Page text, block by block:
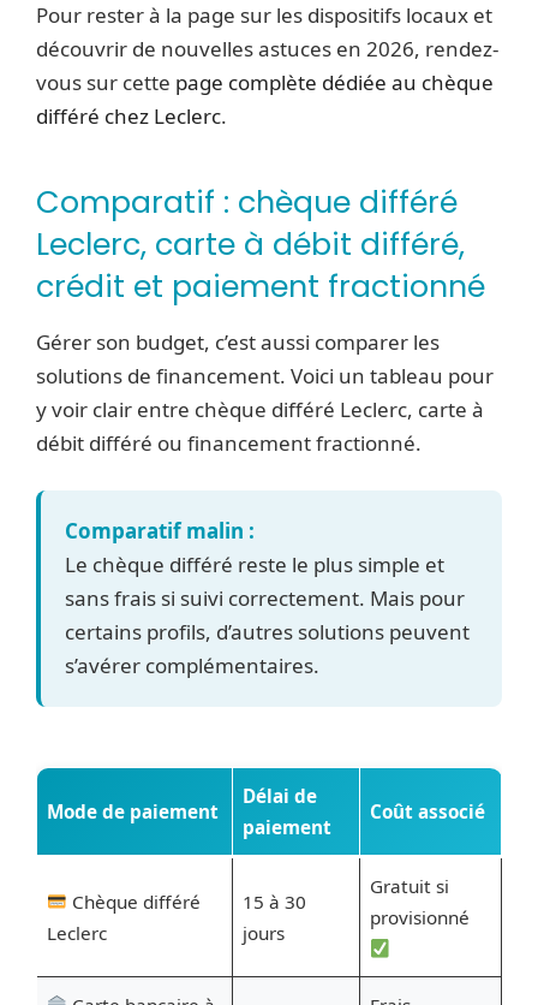
Pour rester à la page sur les dispositifs locaux et
découvrir de nouvelles astuces en 2026, rendez-
vous sur cette page complète dédiée au chèque
différé chez Leclerc.
Comparatif : chèque différé
Leclerc, carte à débit différé,
crédit et paiement fractionné
Gérer son budget, c’est aussi comparer les
solutions de financement. Voici un tableau pour
y voir clair entre chèque différé Leclerc, carte à
débit différé ou financement fractionné.
Comparatif malin :
Le chèque différé reste le plus simple et
sans frais si suivi correctement. Mais pour
certains profils, d’autres solutions peuvent
s’avérer complémentaires.
Mode de paiement
Délai de
paiement
Coût associé
Chèque différé
Leclerc
15 à 30
jours
Gratuit si
provisionné